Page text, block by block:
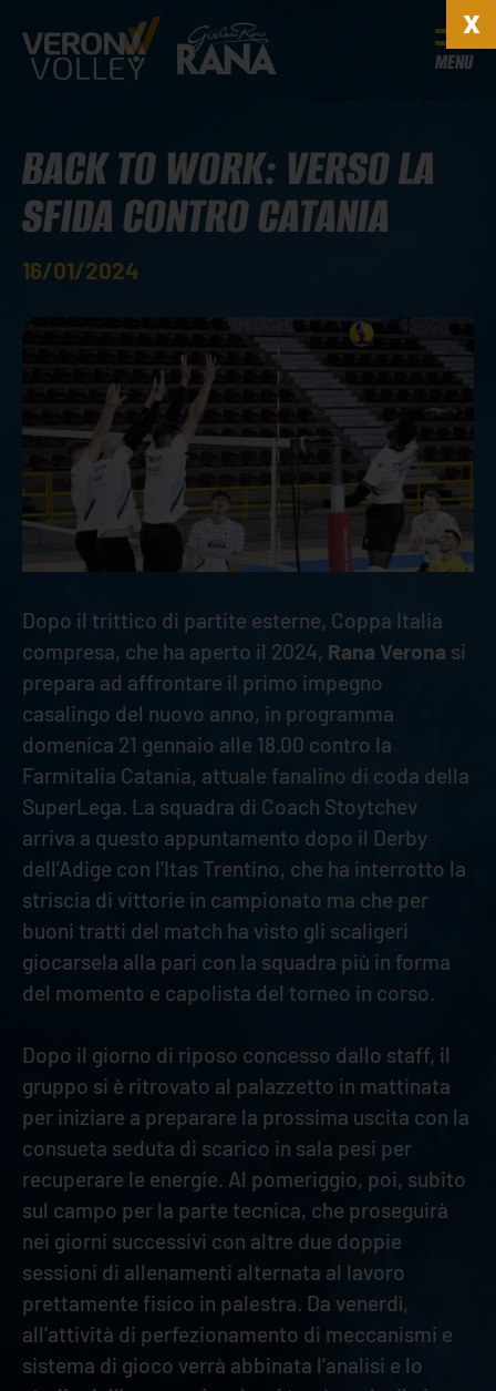
MENU
BACK TO WORK: VERSO LA
SFIDA CONTRO CATANIA
16/01/2024
Dopo il trittico di partite esterne, Coppa Italia
compresa, che ha aperto il 2024, Rana Verona si
prepara ad affrontare il primo impegno
casalingo del nuovo anno, in programma
domenica 21 gennaio alle 18.00 contro la
Farmitalia Catania, attuale fanalino di coda della
SuperLega. La squadra di Coach Stoytchev
arriva a questo appuntamento dopo il Derby
dell’Adige con l’Itas Trentino, che ha interrotto la
striscia di vittorie in campionato ma che per
buoni tratti del match ha visto gli scaligeri
giocarsela alla pari con la squadra più in forma
del momento e capolista del torneo in corso.
Dopo il giorno di riposo concesso dallo staff, il
gruppo si è ritrovato al palazzetto in mattinata
per iniziare a preparare la prossima uscita con la
consueta seduta di scarico in sala pesi per
recuperare le energie. Al pomeriggio, poi, subito
sul campo per la parte tecnica, che proseguirà
nei giorni successivi con altre due doppie
sessioni di allenamenti alternata al lavoro
prettamente fisico in palestra. Da venerdì,
all’attività di perfezionamento di meccanismi e
sistema di gioco verrà abbinata l’analisi e lo